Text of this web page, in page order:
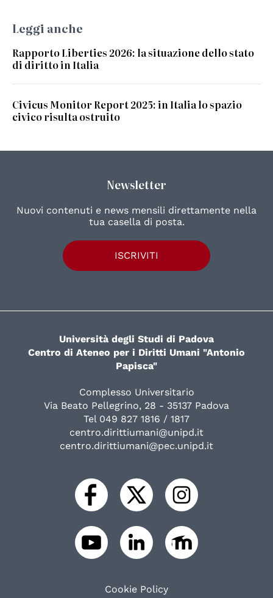
Leggi anche
Rapporto Liberties 2026: la situazione dello stato
di diritto in Italia
Civicus Monitor Report 2025: in Italia lo spazio
civico risulta ostruito
Newsletter
Nuovi contenuti e news mensili direttamente nella
tua casella di posta.
ISCRIVITI
Università degli Studi di Padova
Centro di Ateneo per i Diritti Umani "Antonio
Papisca"
Complesso Universitario
Via Beato Pellegrino, 28 - 35137 Padova
Tel 049 827 1816 / 1817
centro.dirittiumani@unipd.it
centro.dirittiumani@pec.unipd.it
Cookie Policy